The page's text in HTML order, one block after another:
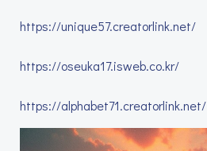
https://unique57.creatorlink.net/
https://oseuka17.isweb.co.kr/
https://alphabet71.creatorlink.net/